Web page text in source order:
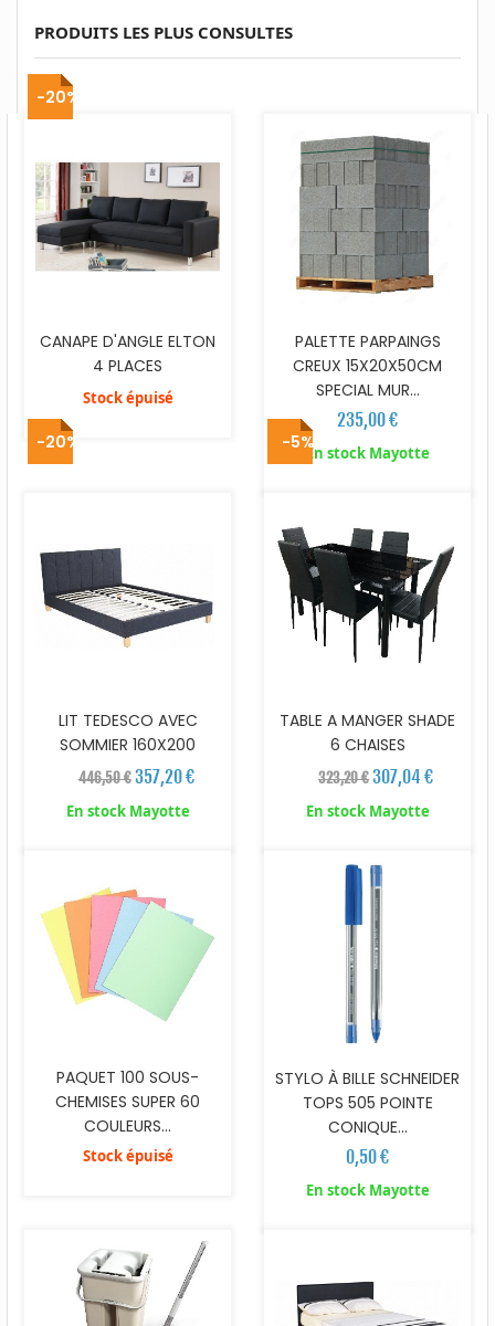
PRODUITS LES PLUS CONSULTES
-20%
CANAPE D'ANGLE ELTON
4 PLACES
Stock épuisé
PALETTE PARPAINGS
CREUX 15X20X50CM
SPECIAL MUR...
235,00 €
En stock Mayotte
-20%
LIT TEDESCO AVEC
SOMMIER 160X200
446,50 € 357,20 €
En stock Mayotte
-5%
TABLE A MANGER SHADE
6 CHAISES
323,20 €307,04 €
En stock Mayotte
PAQUET 100 SOUS-
CHEMISES SUPER 60
COULEURS...
Stock épuisé
STYLO À BILLE SCHNEIDER
TOPS 505 POINTE
CONIQUE...
0,50 €
En stock Mayotte